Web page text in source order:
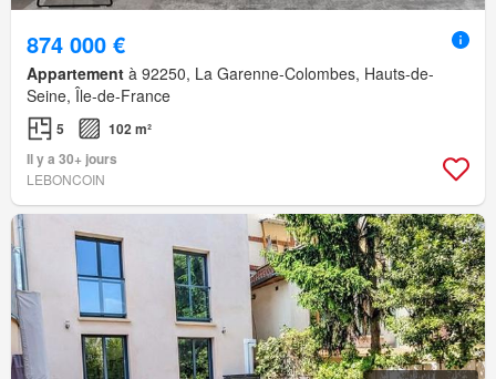
874 000 €
Appartement à 92250, La Garenne-Colombes, Hauts-de-
Seine, Île-de-France
5
102 m²
Il y a 30+ jours
LEBONCOIN